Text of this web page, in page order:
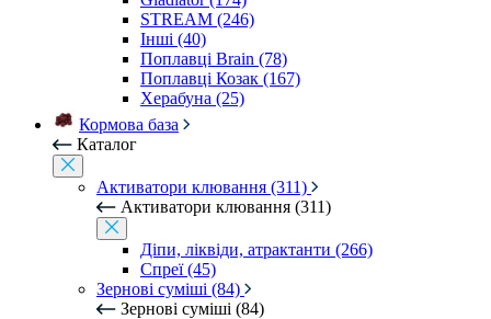
STREAM (246)
Інші (40)
Поплавці Brain (78)
Поплавці Козак (167)
Херабуна (25)
Кормова база
Каталог
Активатори клювання (311)
Активатори клювання (311)
Діпи, ліквіди, атрактанти (266)
Спреї (45)
Зернові суміші (84)
Зернові суміші (84)